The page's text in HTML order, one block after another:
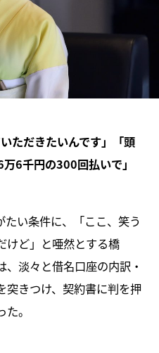
ただきたいんです」「頭
6千円の300回払いで」
い条件に、「ここ、笑う
ど」と唖然とする橋
淡々と借名口座の内訳・
突きつけ、契約書に判を押
。